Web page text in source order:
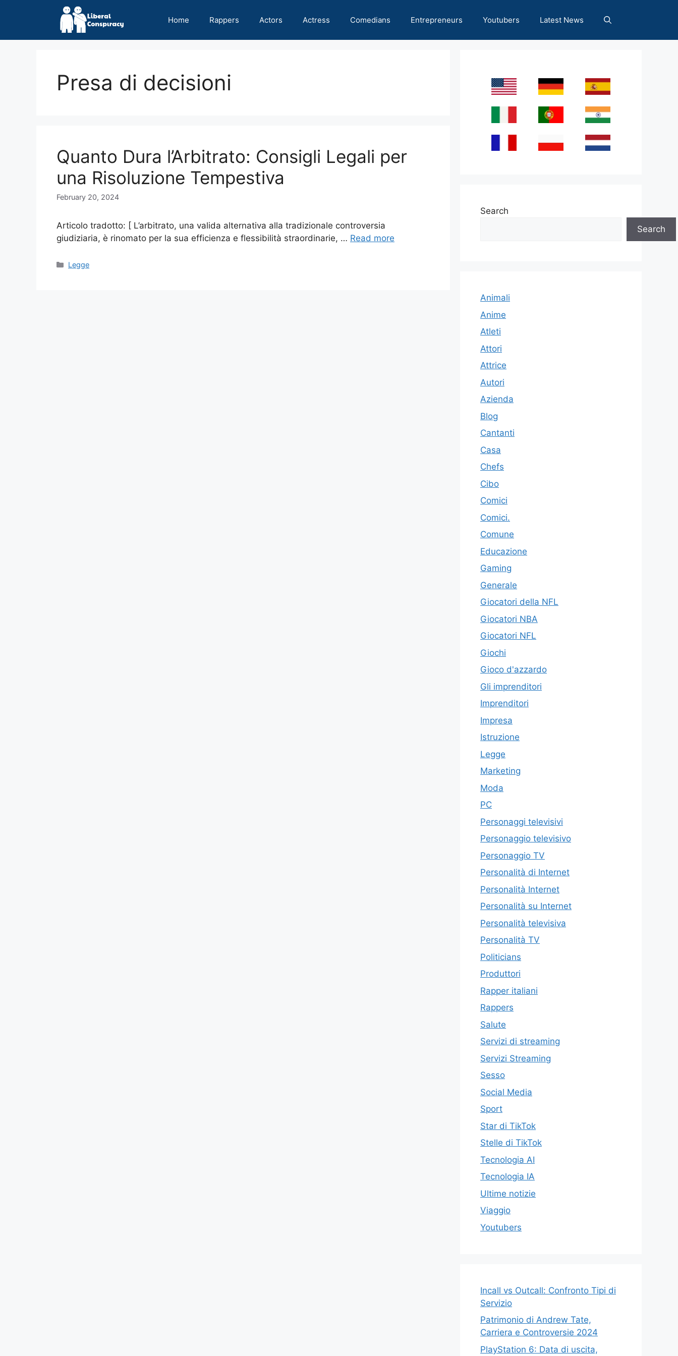
Home Rappers Actors Actress Comedians Entrepreneurs Youtubers Latest News
Presa di decisioni
Quanto Dura l’Arbitrato: Consigli Legali per
una Risoluzione Tempestiva
February 20, 2024
Articolo tradotto: [ L’arbitrato, una valida alternativa alla tradizionale controversia
giudiziaria, è rinomato per la sua efficienza e flessibilità straordinarie, … Read more
Categories
Legge
Search
Search
Animali
Anime
Atleti
Attori
Attrice
Autori
Azienda
Blog
Cantanti
Casa
Chefs
Cibo
Comici
Comici.
Comune
Educazione
Gaming
Generale
Giocatori della NFL
Giocatori NBA
Giocatori NFL
Giochi
Gioco d'azzardo
Gli imprenditori
Imprenditori
Impresa
Istruzione
Legge
Marketing
Moda
PC
Personaggi televisivi
Personaggio televisivo
Personaggio TV
Personalità di Internet
Personalità Internet
Personalità su Internet
Personalità televisiva
Personalità TV
Politicians
Produttori
Rapper italiani
Rappers
Salute
Servizi di streaming
Servizi Streaming
Sesso
Social Media
Sport
Star di TikTok
Stelle di TikTok
Tecnologia AI
Tecnologia IA
Ultime notizie
Viaggio
Youtubers
Incall vs Outcall: Confronto Tipi di
Servizio
Patrimonio di Andrew Tate,
Carriera e Controversie 2024
PlayStation 6: Data di uscita,